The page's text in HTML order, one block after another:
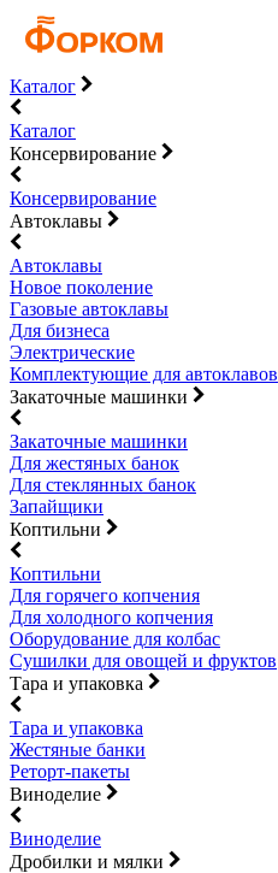
Каталог
Каталог
Консервирование
Консервирование
Автоклавы
Автоклавы
Новое поколение
Газовые автоклавы
Для бизнеса
Электрические
Комплектующие для автоклавов
Закаточные машинки
Закаточные машинки
Для жестяных банок
Для стеклянных банок
Запайщики
Коптильни
Коптильни
Для горячего копчения
Для холодного копчения
Оборудование для колбас
Сушилки для овощей и фруктов
Тара и упаковка
Тара и упаковка
Жестяные банки
Реторт-пакеты
Виноделие
Виноделие
Дробилки и мялки